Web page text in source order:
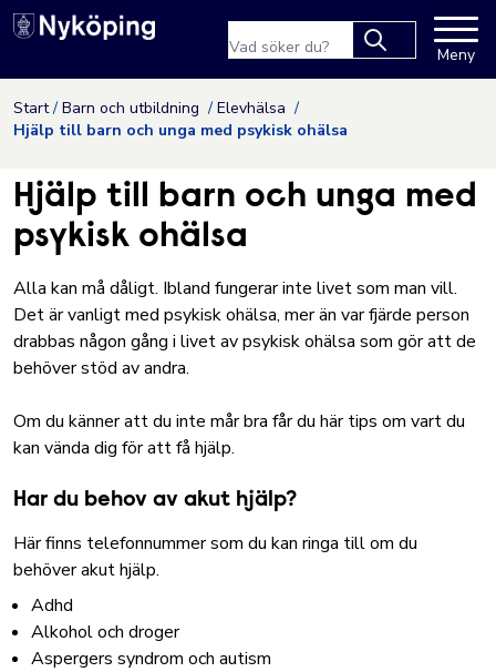
Hoppa till innehåll
Nyköpings kommuns
results.
Meny
Start Barn och utbildning
Elevhälsa
Hjälp till barn och unga med psykisk ohälsa
Hjälp till barn och unga med
psykisk ohälsa
Alla kan må dåligt. Ibland fungerar inte livet som man vill.
Det är vanligt med psykisk ohälsa, mer än var fjärde person
drabbas någon gång i livet av psykisk ohälsa som gör att de
behöver stöd av andra.
Om du känner att du inte mår bra får du här tips om vart du
kan vända dig för att få hjälp.
Har du behov av akut hjälp?
Här finns telefonnummer som du kan ringa till om du
behöver akut hjälp.
Adhd
Alkohol och droger
Aspergers syndrom och autism